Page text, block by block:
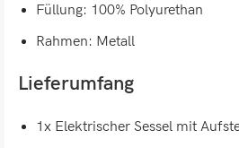
Füllung: 100% Polyurethan
Rahmen: Metall
Lieferumfang
1x Elektrischer Sessel mit